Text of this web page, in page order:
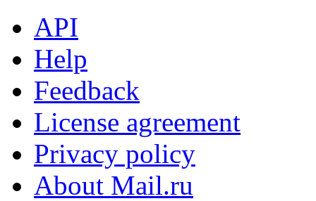
API
Help
Feedback
License agreement
Privacy policy
About Mail.ru